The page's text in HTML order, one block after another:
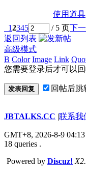
使用道具
12345 / 5 页下
返回列表
高级模式
B Color Image Link
您需要登录后才可以
发表回复 回帖后
JBTALKS.CC |联系我
GMT+8, 2026-8-9
18 queries .
Powered by Discuz!